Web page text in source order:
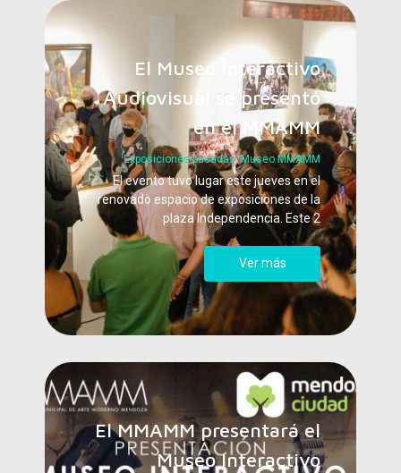
El Museo Interactivo
Audiovisual se presentó
en el MMAMM
Exposiciones pasadas,Museo MMAMM
El evento tuvo lugar este jueves en el
renovado espacio de exposiciones de la
plaza Independencia. Este 2
Ver más
El MMAMM presentará el
Museo Interactivo